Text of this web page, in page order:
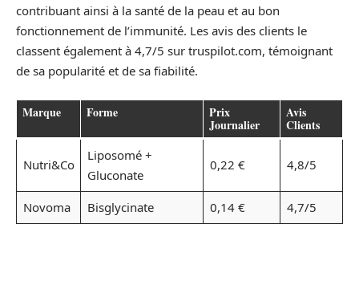
contribuant ainsi à la santé de la peau et au bon
fonctionnement de l’immunité. Les avis des clients le
classent également à 4,7/5 sur truspilot.com, témoignant
de sa popularité et de sa fiabilité.
Marque Forme Prix
Journalier
Avis
Clients
Nutri&Co
Liposomé +
Gluconate
0,22 € 4,8/5
Novoma Bisglycinate 0,14 € 4,7/5